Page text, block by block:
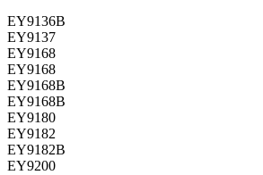
EY9136B
EY9137
EY9168
EY9168
EY9168B
EY9168B
EY9180
EY9182
EY9182B
EY9200